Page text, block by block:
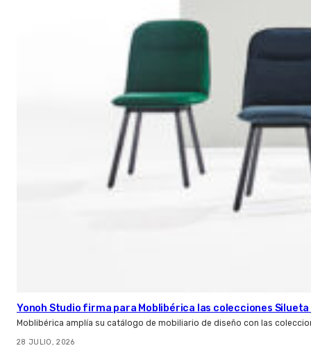
Yonoh Studio firma para Moblibérica las colecciones Silueta
Moblibérica amplía su catálogo de mobiliario de diseño con las
28 JULIO, 2026